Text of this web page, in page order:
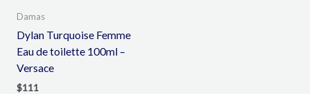
Damas
Dylan Turquoise Femme
Eau de toilette 100ml –
Versace
$111